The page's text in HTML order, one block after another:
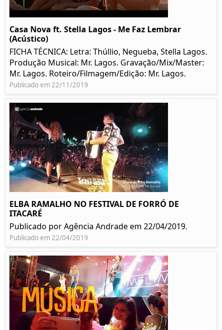
Casa Nova ft. Stella Lagos - Me Faz Lembrar
(Acústico)
FICHA TÉCNICA: Letra: Thúllio, Negueba, Stella Lagos.
Produção Musical: Mr. Lagos. Gravação/Mix/Master:
Mr. Lagos. Roteiro/Filmagem/Edição: Mr. Lagos.
Publicado em 22/11/2019
ELBA RAMALHO NO FESTIVAL DE FORRÓ DE
ITACARÉ
Publicado por Agência Andrade em 22/04/2019.
Publicado em 22/04/2019